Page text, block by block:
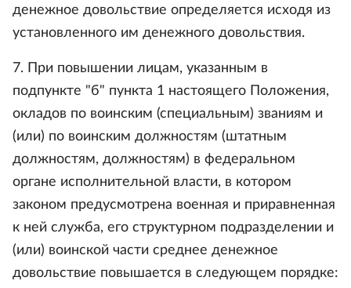
денежное довольствие определяется исходя из
установленного им денежного довольствия.
7. При повышении лицам, указанным в
подпункте "б" пункта 1 настоящего Положения,
окладов по воинским (специальным) званиям и
(или) по воинским должностям (штатным
должностям, должностям) в федеральном
органе исполнительной власти, в котором
законом предусмотрена военная и приравненная
к ней служба, его структурном подразделении и
(или) воинской части среднее денежное
довольствие повышается в следующем порядке: